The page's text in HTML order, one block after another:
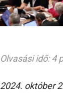
Olvasási idő: 4
2024. október